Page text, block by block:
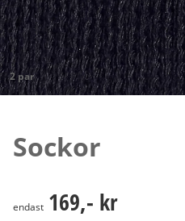
2 par
Sockor
169,- kr
endast 169,- kr